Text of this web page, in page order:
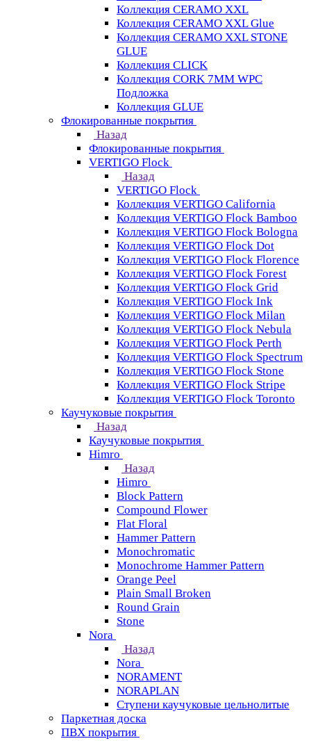
Коллекция CERAMO XXL
Коллекция CERAMO XXL Glue
Коллекция CERAMO XXL STONE
GLUE
Коллекция CLICK
Коллекция CORK 7MM WPC
Подложка
Коллекция GLUE
Флокированные покрытия
Назад
Флокированные покрытия
VERTIGO Flock
Назад
VERTIGO Flock
Коллекция VERTIGO California
Коллекция VERTIGO Flock Bamboo
Коллекция VERTIGO Flock Bologna
Коллекция VERTIGO Flock Dot
Коллекция VERTIGO Flock Florence
Коллекция VERTIGO Flock Forest
Коллекция VERTIGO Flock Grid
Коллекция VERTIGO Flock Ink
Коллекция VERTIGO Flock Milan
Коллекция VERTIGO Flock Nebula
Коллекция VERTIGO Flock Perth
Коллекция VERTIGO Flock Spectrum
Коллекция VERTIGO Flock Stone
Коллекция VERTIGO Flock Stripe
Коллекция VERTIGO Flock Toronto
Каучуковые покрытия
Назад
Каучуковые покрытия
Himro
Назад
Himro
Block Pattern
Compound Flower
Flat Floral
Hammer Pattern
Monochromatic
Monochrome Hammer Pattern
Orange Peel
Plain Small Broken
Round Grain
Stone
Nora
Назад
Nora
NORAMENT
NORAPLAN
Ступени каучуковые цельнолитые
Паркетная доска
ПВХ покрытия